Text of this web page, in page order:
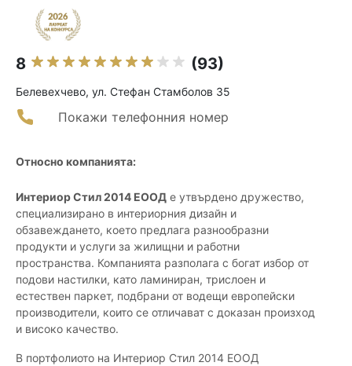
8 (93)
Белевехчево, ул. Стефан Стамболов 35
Покажи телефонния номер
Относно компанията:
Интериор Стил 2014 ЕООД е утвърдено дружество,
специализирано в интериорния дизайн и
обзавеждането, което предлага разнообразни
продукти и услуги за жилищни и работни
пространства. Компанията разполага с богат избор от
подови настилки, като ламиниран, трислоен и
естествен паркет, подбрани от водещи европейски
производители, които се отличават с доказан произход
и високо качество.
В портфолиото на Интериор Стил 2014 ЕООД